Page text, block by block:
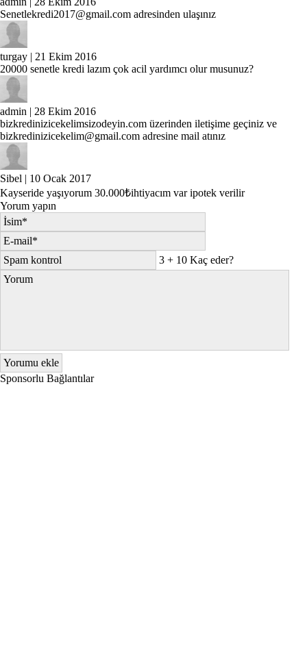
Senetlekredi2017@gmail.com adresinden ulaşınız
turgay | 21 Ekim 2016
20000 senetle kredi lazım çok acil yardımcı olur musunuz?
admin | 28 Ekim 2016
bizkredinizicekelimsizodeyin.com üzerinden iletişime geçiniz ve
bizkredinizicekelim@gmail.com adresine mail atınız
Sibel | 10 Ocak 2017
Kayseride yaşıyorum 30.000₺ihtiyacım var ipotek verilir
Yorum yapın
3 + 10 Kaç eder?
Sponsorlu Bağlantılar